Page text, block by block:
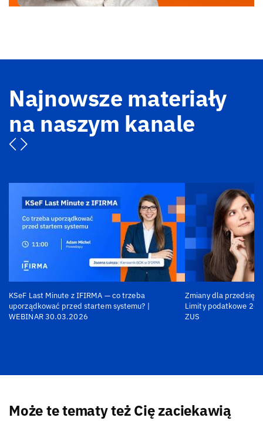
Najnowsze materiały
na naszym kanale
KSeF Last Minute z IFIRMA — co trzeba
uporządkować przed startem systemu? |
WEBINAR 30.03.2026
Zmiany dla
Limity podatkowe
ZUS
Może te tematy też Cię zaciekawią